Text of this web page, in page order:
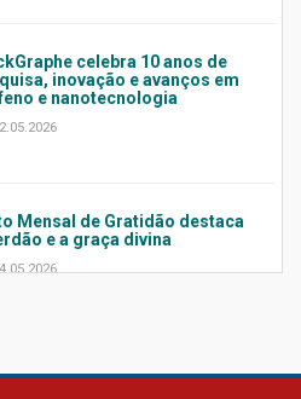
celebra 10 anos de
inovação e avanços em
e nanotecnologia
Mensal de Gratidão destaca
e a graça divina
como foi o culto mensal